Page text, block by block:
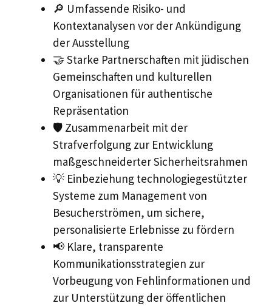
🔎 Umfassende Risiko- und
Kontextanalysen vor der Ankündigung
der Ausstellung
🤝 Starke Partnerschaften mit jüdischen
Gemeinschaften und kulturellen
Organisationen für authentische
Repräsentation
🛡️ Zusammenarbeit mit der
Strafverfolgung zur Entwicklung
maßgeschneiderter Sicherheitsrahmen
💡 Einbeziehung technologiegestützter
Systeme zum Management von
Besucherströmen, um sichere,
personalisierte Erlebnisse zu fördern
📢 Klare, transparente
Kommunikationsstrategien zur
Vorbeugung von Fehlinformationen und
zur Unterstützung der öffentlichen